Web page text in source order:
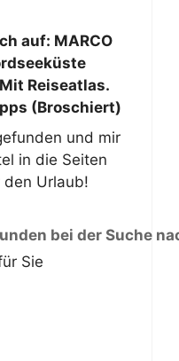
auf: MARCO
Reiseatlas.
(Broschiert)
und mir
in die Seiten
den Urlaub!
bei der Suche
Sie